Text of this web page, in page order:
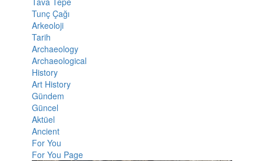
Tunç Çağı
Arkeoloji
Tarih
Archaeology
Archaeological
History
Art History
Gündem
Güncel
Aktüel
Ancient
For You
For You Page